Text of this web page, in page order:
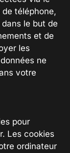
téléphone,
le but de
et de
les
ne
votre
pour
Les cookies
ordinateur